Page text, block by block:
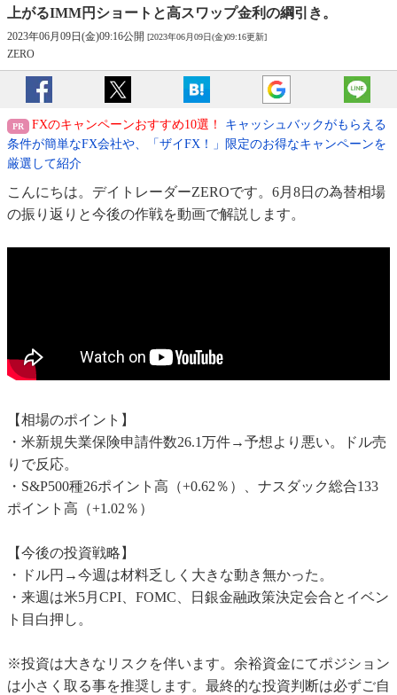
上がるIMM円ショートと高スワップ金利の綱引き。
2023年06月09日(金)09:16公開 [2023年06月09日(金)09:16更新]
ZERO
FXのキャンペーンおすすめ10選！
キャッシュバックがもらえる
条件が簡単なFX会社や、「ザイFX！」限定のお得なキャンペーンを
厳選して紹介
こんにちは。デイトレーダーZEROです。6月8日の為替相場
の振り返りと今後の作戦を動画で解説します。
【相場のポイント】
・米新規失業保険申請件数26.1万件→予想より悪い。ドル売
りで反応。
・S&P500種26ポイント高（+0.62％）、ナスダック総合133
ポイント高（+1.02％）
【今後の投資戦略】
・ドル円→今週は材料乏しく大きな動き無かった。
・来週は米5月CPI、FOMC、日銀金融政策決定会合とイベン
ト目白押し。
※投資は大きなリスクを伴います。余裕資金にてポジション
は小さく取る事を推奨します。最終的な投資判断は必ずご自